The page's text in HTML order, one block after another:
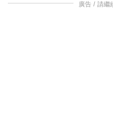
廣告 / 請繼